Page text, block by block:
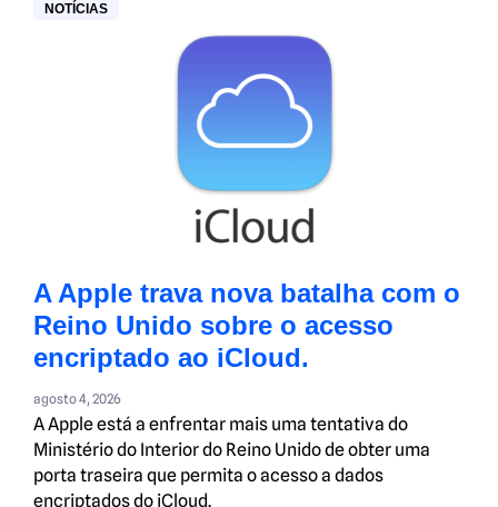
NOTÍCIAS
A Apple trava nova batalha com o
Reino Unido sobre o acesso
encriptado ao iCloud.
agosto 4, 2026
A Apple está a enfrentar mais uma tentativa do
Ministério do Interior do Reino Unido de obter uma
porta traseira que permita o acesso a dados
encriptados do iCloud.